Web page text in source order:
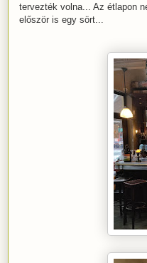
tervezték volna... Az étlapon
először is egy sört...